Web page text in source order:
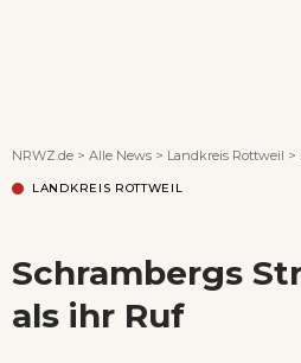
NRWZ.de > Alle News > Landkreis Rottweil >
LANDKREIS ROTTWEIL
Schrambergs
als ihr Ruf